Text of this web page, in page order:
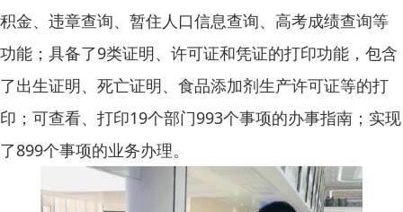
积金、违章查询、暂住人口信息查询、高考成绩查询等
功能；具备了9类证明、许可证和凭证的打印功能，包含
了出生证明、死亡证明、食品添加剂生产许可证等的打
印；可查看、打印19个部门993个事项的办事指南；实现
了899个事项的业务办理。